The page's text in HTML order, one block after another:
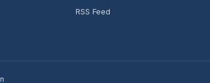
RSS Feed